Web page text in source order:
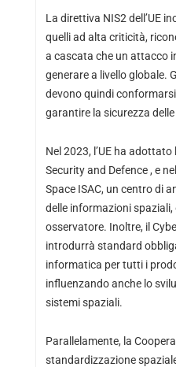
La direttiva NIS2 dell’UE
quelli ad alta criticità,
a cascata che un attacco
generare a livello globale.
devono quindi
garantire la sicurezza
Nel 2023, l’UE ha adottato
Security and Defence , e
Space ISAC, un centro di
delle informazioni spaziali,
osservatore. Inoltre, il
introdurrà standard
informatica per tutti i
influenzando anche lo
sistemi spaziali.
Parallelamente, la
standardizzazione